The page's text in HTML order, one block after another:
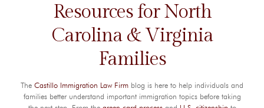
Resources for North
Carolina & Virginia
Families
The Castillo Immigration Law Firm blog is here to help individuals and
families better understand important immigration topics before taking